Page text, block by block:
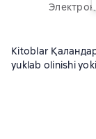
Kitoblar
yuklab olinishi